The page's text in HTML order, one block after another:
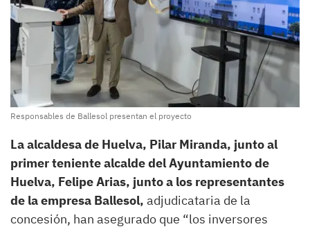
Responsables de Ballesol presentan el proyecto
La alcaldesa de Huelva, Pilar Miranda, junto al
primer teniente alcalde del Ayuntamiento de
Huelva, Felipe Arias, junto a los representantes
de la empresa Ballesol, adjudicataria de la
concesión, han asegurado que “los inversores